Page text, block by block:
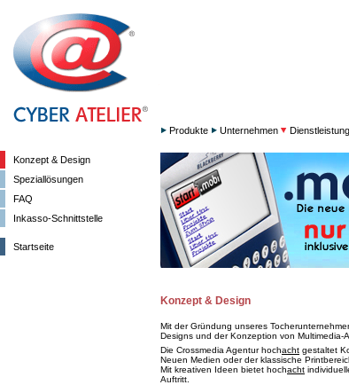
Konzept & Design
Speziallösungen
FAQ
Inkasso-Schnittstelle
Startseite
Produkte Unternehmen Dienstleistung
Konzept & Design
Mit der Gründung unseres
Designs und der Konzeption von Multimedia-
Die Crossmedia Agentur hochacht gestaltet
Neuen Medien oder der klassische
Mit kreativen Ideen bietet hochacht
Auftritt.